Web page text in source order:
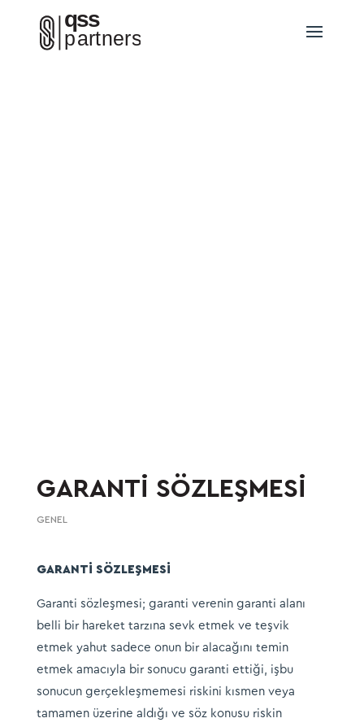
GARANTİ SÖZLEŞMESİ
GENEL
GARANTİ SÖZLEŞMESİ
Garanti sözleşmesi; garanti verenin garanti alanı
belli bir hareket tarzına sevk etmek ve teşvik
etmek yahut sadece onun bir alacağını temin
etmek amacıyla bir sonucu garanti ettiği, işbu
sonucun gerçekleşmemesi riskini kısmen veya
tamamen üzerine aldığı ve söz konusu riskin